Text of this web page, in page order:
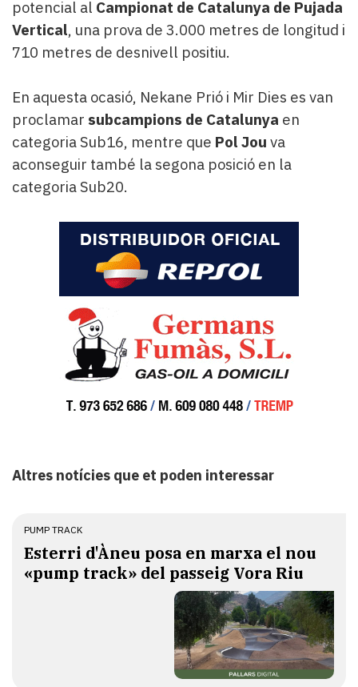
potencial al Campionat de Catalunya de Pujada
Vertical, una prova de 3.000 metres de longitud i
710 metres de desnivell positiu.
En aquesta ocasió, Nekane Prió i Mir Dies es van
proclamar subcampions de Catalunya en
categoria Sub16, mentre que Pol Jou va
aconseguir també la segona posició en la
categoria Sub20.
Altres notícies que et poden interessar
PUMP TRACK
Esterri d'Àneu posa en marxa el nou
«pump track» del passeig Vora Riu